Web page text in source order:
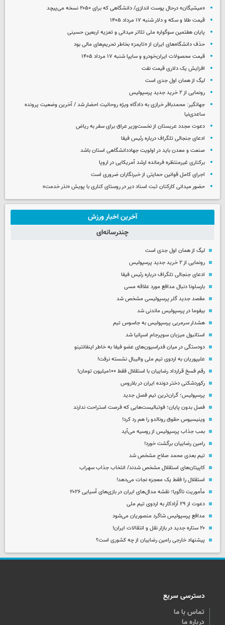
«میشیگان» درحال پوست اندازی/ دانشگاهی که برای ۲۰۵۰ نسخه می‌پیچد
قیمت طلا و سکه و دلار شنبه ۱۷ مرداد ۱۴۰۵
پایان هفتمین سوگواره ملی تئاتر میدانی و تعزیه اربعین حسینی
حذف دانشگاه‌های ایران از «تایمز» بخاطر تحریم‌های مالی بود
قیمت محصولات ایران‌خودرو و سایپا شنبه ۱۷ مرداد ۱۴۰۵
افزایش یک دلاری قیمت نفت
لیگ از همان اول جدی است
رونمایی از ۲ خرید جدید پرسپولیس
جهانگیر: محمدباقر خرازی به دادگاه ویژه روحانیت احضار شد / آخرین وضعیت پرونده
ساعدی‌نیا
دعوت مجدد عربستان از نخست‌وزیر عراق برای سفر به ریاض
ادعای جنجالی تلگراف درباره رئیس فیفا
صنعت و معدن باید در اولویت جهاددانشگاهی استان باشد
برکناری غیرمنتظره فرمانده ارشد آمریکایی در اروپا
اجرای کامل قوانین حمایتی از خبرنگاران ضروری است
حضور میدانی کارکنان ثبت اسناد دیر در روستای کناری با پویش «نذر خدمت»
آخرین اخبار ورزش
چندرسانه‌ای
لیگ از همان اول جدی است
رونمایی از ۲ خرید جدید پرسپولیس
ادعای جنجالی تلگراف درباره رئیس فیفا
بارسلونا دنبال مدافع مورد علاقه مسی
مقصد جدید گلر پرسپولیسی مشخص شد
بیفوما در پرسپولیس ماندنی شد
هشدار سرمربی پرسپولیس به جاسوس تیم
استانبول میزبان سوپرجام اسپانیا شد
دودستگی در میان فدراسیون‌های عضو فیفا به خاطر اینفانتینو
علیپوریان به اردوی تیم ملی والیبال نشسته نرفت!
رقم فسخ قرارداد رضاییان با استقلال فقط ۱۰۰میلیون تومان!
رکوردشکنی دختر دونده ایران در بلاروس
پرسپولیس؛ گران‌ترین تیم فصل جدید
فصل بدون پایان؛ فوتبالیست‌هایی که فرصت استراحت ندارند
وینیسیوس حقوق رونالدو را هم رد کرد!
بمب جذاب پرسپولیس از روسیه می‌آید
رامین رضاییان برگشت خورد!
تیم بعدی محمد صلاح مشخص شد
کاپیتان‌های استقلال مشخص شدند/ انتخاب جذاب سهراب
استقلال را فقط یک معجزه نجات می‌دهد!
مأموریت ناگویا؛ نقشه مدال‌های ایران در بازی‌های آسیایی ۲۰۲۶
دعوت از ۲۹ آزادکار به اردوی تیم ملی
مدافع پرسپولیس شاگرد منصوریان می‌شود
۲۰ ستاره جدید در بازار نقل و انتقالات ایران!
پیشنهاد خارجی رامین رضاییان از چه کشوری است؟
دسترسی سریع
تماس با ما
درباره ما